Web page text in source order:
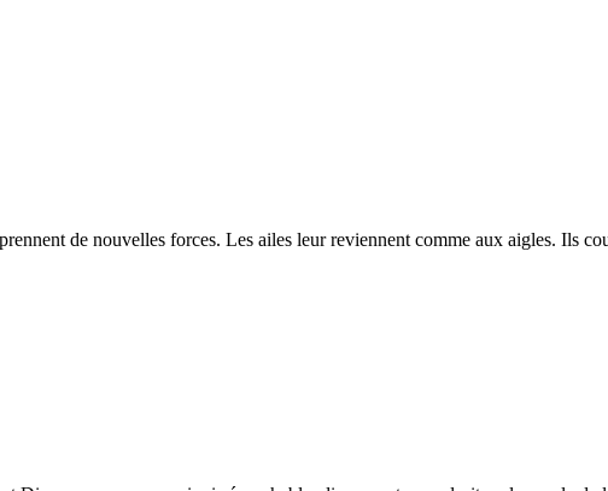
de nouvelles forces. Les ailes leur reviennent comme aux aigles. Ils